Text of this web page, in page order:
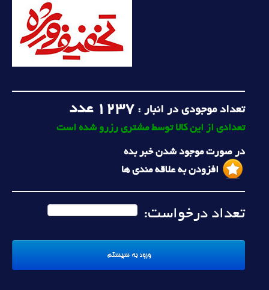
تعداد موجودی در انبار : 1237 عدد
تعدادی از این کالا توسط مشتری رزرو شده است
در صورت موجود شدن خبر بده
افزودن به علاقه مندی ها
تعداد درخواست: